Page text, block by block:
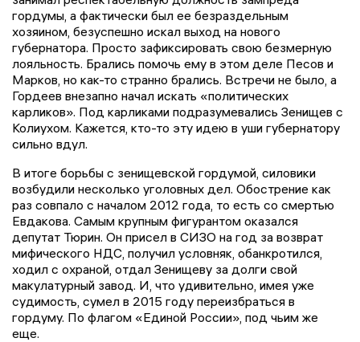
гордумы, а фактически был ее безраздельным
хозяином, безуспешно искал выход на нового
губернатора. Просто зафиксировать свою безмерную
лояльность. Брались помочь ему в этом деле Песов и
Марков, но как-то странно брались. Встречи не было, а
Гордеев внезапно начал искать «политических
карликов». Под карликами подразумевались Зенищев с
Колиухом. Кажется, кто-то эту идею в уши губернатору
сильно вдул.
В итоге борьбы с зенищевской гордумой, силовики
возбудили несколько уголовных дел. Обострение как
раз совпало с началом 2012 года, то есть со смертью
Евдакова. Самым крупным фигурантом оказался
депутат Тюрин. Он присел в СИЗО на год за возврат
мифического НДС, получил условняк, обанкротился,
ходил с охраной, отдал Зенищеву за долги свой
макулатурный завод. И, что удивительно, имея уже
судимость, сумел в 2015 году переизбраться в
гордуму. По флагом «Единой России», под чьим же
еще.